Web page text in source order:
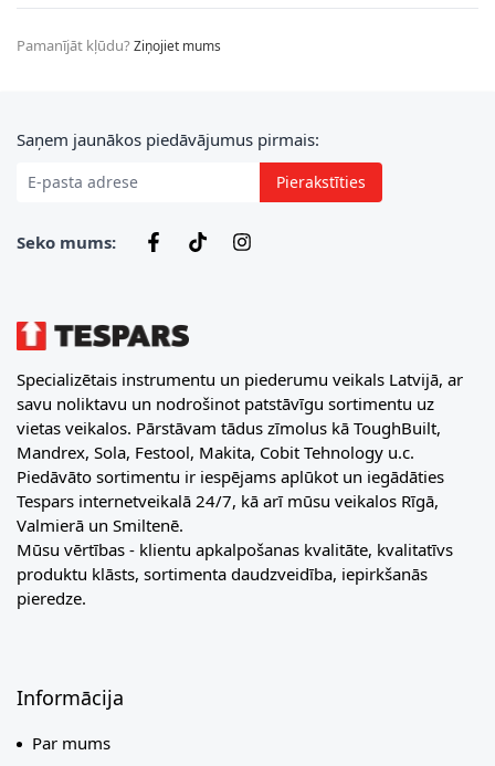
Pamanījāt kļūdu?Ziņojiet mums
E-pasta adrese
Saņem jaunākos piedāvājumus pirmais:
Pierakstīties
Seko mums:
Specializētais instrumentu un piederumu veikals Latvijā, ar
savu noliktavu un nodrošinot patstāvīgu sortimentu uz
vietas veikalos. Pārstāvam tādus zīmolus kā ToughBuilt,
Mandrex, Sola, Festool, Makita, Cobit Tehnology u.c.
Piedāvāto sortimentu ir iespējams aplūkot un iegādāties
Tespars internetveikalā 24/7, kā arī mūsu veikalos Rīgā,
Valmierā un Smiltenē.
Mūsu vērtības - klientu apkalpošanas kvalitāte, kvalitatīvs
produktu klāsts, sortimenta daudzveidība, iepirkšanās
pieredze.
Informācija
Par mums